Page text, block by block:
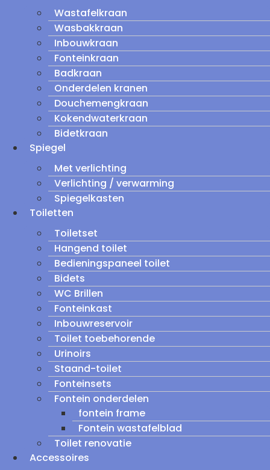
Wastafelkraan
Wasbakkraan
Inbouwkraan
Fonteinkraan
Badkraan
Onderdelen kranen
Douchemengkraan
Kokendwaterkraan
Bidetkraan
Spiegel
Met verlichting
Verlichting / verwarming
Spiegelkasten
Toiletten
Toiletset
Hangend toilet
Bedieningspaneel toilet
Bidets
WC Brillen
Fonteinkast
Inbouwreservoir
Toilet toebehorende
Urinoirs
Staand-toilet
Fonteinsets
Fontein onderdelen
fontein frame
Fontein wastafelblad
Toilet renovatie
Accessoires